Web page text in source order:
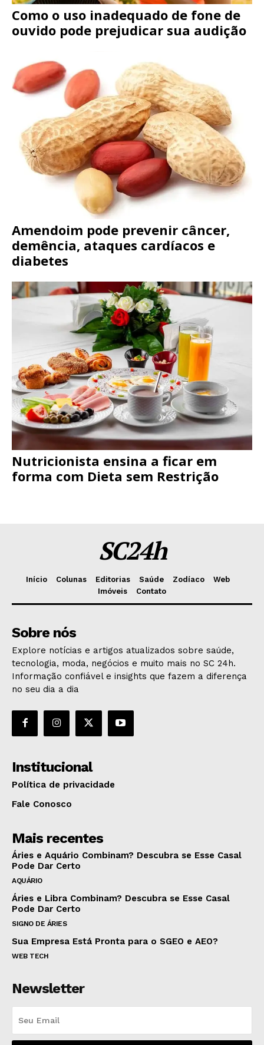
Como o uso inadequado de fone de
ouvido pode prejudicar sua audição
Amendoim pode prevenir câncer,
demência, ataques cardíacos e
diabetes
Nutricionista ensina a ficar em
forma com Dieta sem Restrição
SC24h
Início Colunas Editorias Saúde Zodíaco
Web
Imóveis
Contato
Sobre nós
Explore notícias e artigos atualizados sobre saúde,
tecnologia, moda, negócios e muito mais no SC 24h.
Informação confiável e insights que fazem a diferença
no seu dia a dia
Institucional
Política de privacidade
Fale Conosco
Mais recentes
Áries e Aquário Combinam? Descubra se Esse Casal
Pode Dar Certo
AQUÁRIO
Áries e Libra Combinam? Descubra se Esse Casal
Pode Dar Certo
SIGNO DE ÁRIES
Sua Empresa Está Pronta para o SGEO e AEO?
WEB TECH
Newsletter